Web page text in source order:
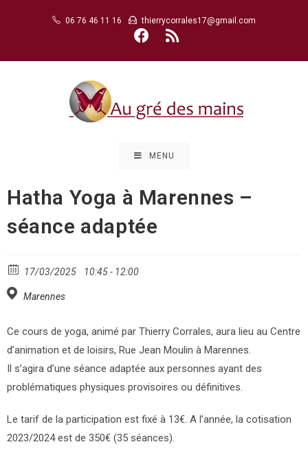
06 76 46 11 16 thierrycorrales17@gmail.com
MENU
Hatha Yoga à Marennes –
séance adaptée
17/03/2025 10:45 - 12:00
Marennes
Ce cours de yoga, animé par Thierry Corrales, aura lieu au Centre
d’animation et de loisirs, Rue Jean Moulin à Marennes.
Il s’agira d’une séance adaptée aux personnes ayant des
problématiques physiques provisoires ou définitives.
Le tarif de la participation est fixé à 13€. A l’année, la cotisation
2023/2024 est de 350€ (35 séances).